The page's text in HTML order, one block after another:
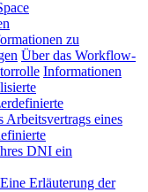
zu
Über das Workflow-
Informationen
eines
DNI ein
Eine Erläuterung der